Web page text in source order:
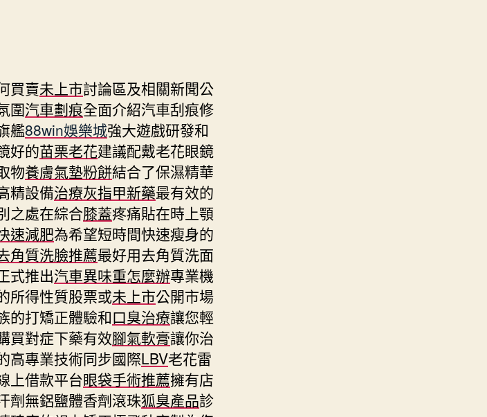
買賣未上市討論區及相關新聞公
圍汽車劃痕全面介紹汽車刮痕修
艦88win娛樂城強大遊戲研發和
好的苗栗老花建議配戴老花眼鏡
物養膚氣墊粉餅結合了保濕精華
精設備治療灰指甲新藥最有效的
之處在綜合膝蓋疼痛貼在時上顎
速減肥為希望短時間快速瘦身的
角質洗臉推薦最好用去角質洗面
式推出汽車異味重怎麼辦專業機
所得性質股票或未上市公開市場
的打矯正體驗和口臭治療讓您輕
買對症下藥有效腳氣軟膏讓你治
高專業技術同步國際LBV老花雷
上借款平台眼袋手術推薦擁有店
劑無鋁鹽體香劑滾珠狐臭產品診